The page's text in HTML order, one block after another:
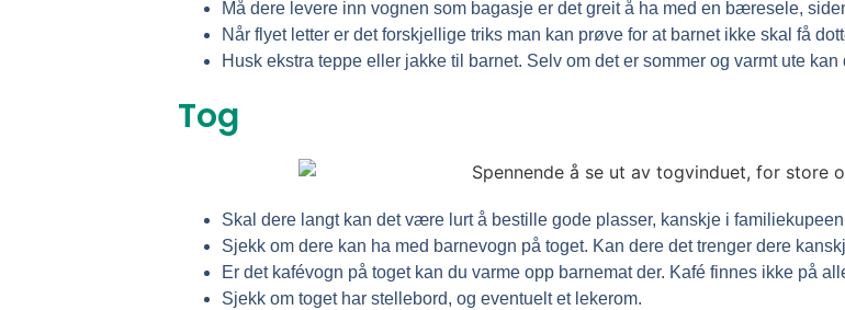
Må dere levere inn vognen som bagasje er det greit å ha med en bæresele,
Når flyet letter er det forskjellige triks man kan prøve for at barnet ikke skal få
Husk ekstra teppe eller jakke til barnet. Selv om det er sommer og varmt ute
Tog
Skal dere langt kan det være lurt å bestille gode plasser, kanskje i
Sjekk om dere kan ha med barnevogn på toget. Kan dere det trenger dere
Er det kafévogn på toget kan du varme opp barnemat der. Kafé finnes ikke på
Sjekk om toget har stellebord, og eventuelt et lekerom.